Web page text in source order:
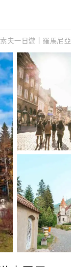
夫一日遊｜羅馬尼亞